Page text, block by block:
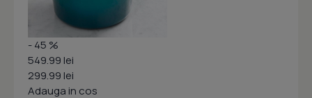
- 45 %
549.99 lei
299.99 lei
Adauga in cos